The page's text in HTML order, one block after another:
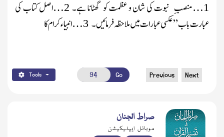
1
…منصبِ نبوت کی شان و عظمت کو گھٹانا ہے۔ 2
…اصل کتاب کی
عبارت باب ’’عکسی عبارات میں ملاحظہ فرمائیں۔ 3
…انبیاء کرام کا
Tools Go Previous Next
صراط الجنان
موبائل ایپلیکیشن